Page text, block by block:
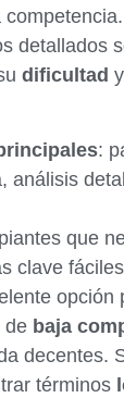
detallados
dificultad
:
análisis
que
clave
opción
de baja
decentes.
términos